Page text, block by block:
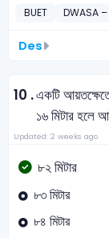
BUET DWASA
Des
10 .একটি
১৬ মিটার হলে
Updated: 2 weeks ago
৮২ মিটার
৮৩ মিটার
৮৪ মিটার